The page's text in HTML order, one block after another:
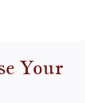
Your